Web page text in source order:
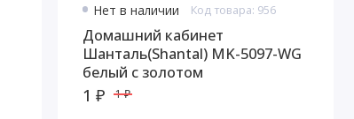
Нет в наличии Код товара: 956
Домашний кабинет
Шанталь(Shantal) MK-5097-WG
белый с золотом
1 ₽ 1 ₽